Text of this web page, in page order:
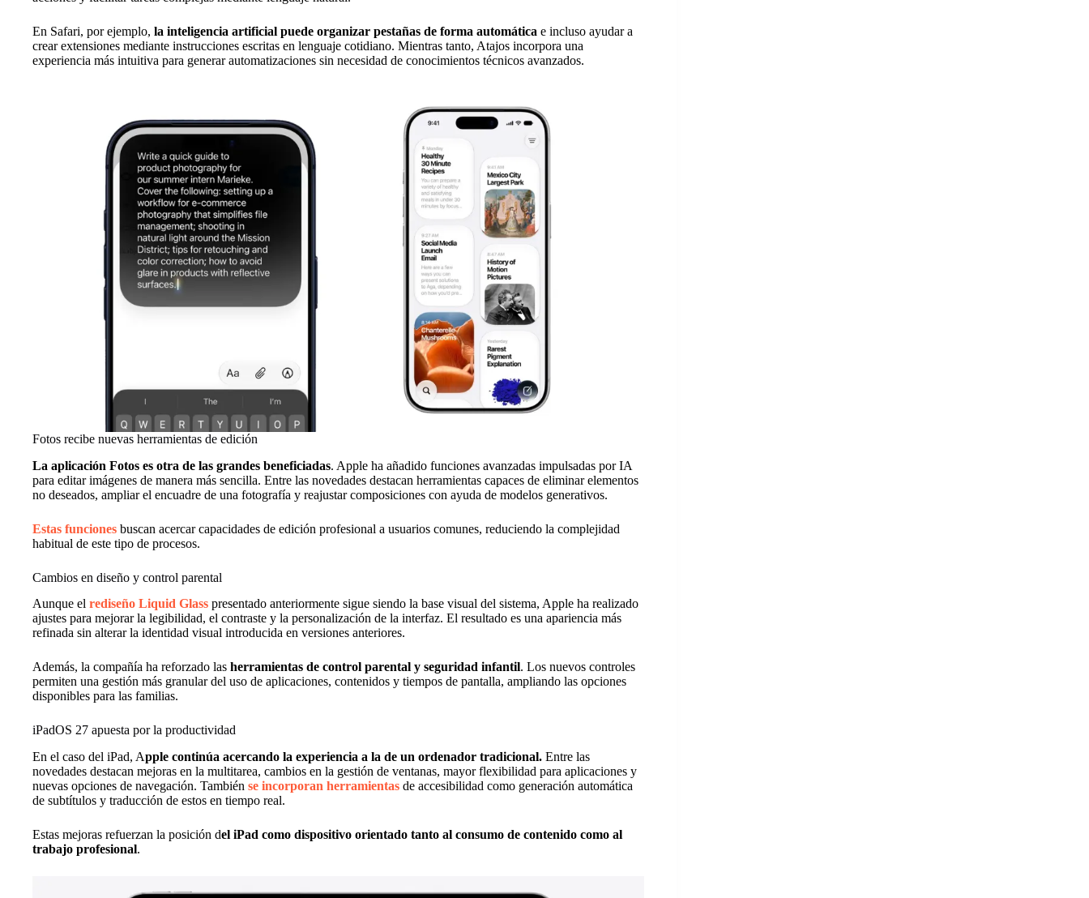
En Safari, por ejemplo, la inteligencia artificial puede organizar pestañas de forma automática e incluso ayudar a
crear extensiones mediante instrucciones escritas en lenguaje cotidiano. Mientras tanto, Atajos incorpora una
experiencia más intuitiva para generar automatizaciones sin necesidad de conocimientos técnicos avanzados.
Fotos recibe nuevas herramientas de edición
La aplicación Fotos es otra de las grandes beneficiadas. Apple ha añadido funciones avanzadas impulsadas por IA
para editar imágenes de manera más sencilla. Entre las novedades destacan herramientas capaces de eliminar elementos
no deseados, ampliar el encuadre de una fotografía y reajustar composiciones con ayuda de modelos generativos.
Estas funciones buscan acercar capacidades de edición profesional a usuarios comunes, reduciendo la complejidad
habitual de este tipo de procesos.
Cambios en diseño y control parental
Aunque el rediseño Liquid Glass presentado anteriormente sigue siendo la base visual del sistema, Apple ha realizado
ajustes para mejorar la legibilidad, el contraste y la personalización de la interfaz. El resultado es una apariencia más
refinada sin alterar la identidad visual introducida en versiones anteriores.
Además, la compañía ha reforzado las herramientas de control parental y seguridad infantil. Los nuevos controles
permiten una gestión más granular del uso de aplicaciones, contenidos y tiempos de pantalla, ampliando las opciones
disponibles para las familias.
iPadOS 27 apuesta por la productividad
En el caso del iPad, Apple continúa acercando la experiencia a la de un ordenador tradicional. Entre las
novedades destacan mejoras en la multitarea, cambios en la gestión de ventanas, mayor flexibilidad para aplicaciones y
nuevas opciones de navegación. También se incorporan herramientas de accesibilidad como generación automática
de subtítulos y traducción de estos en tiempo real.
Estas mejoras refuerzan la posición del iPad como dispositivo orientado tanto al consumo de contenido como al
trabajo profesional.